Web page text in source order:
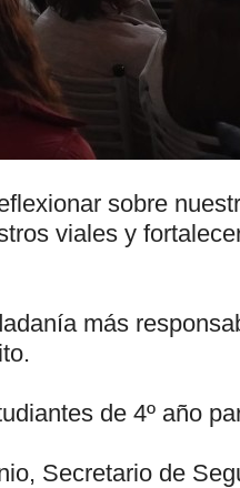
sobre
viales y
más
de 4º año
Secretario de